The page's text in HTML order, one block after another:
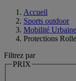
Accueil
Sports outdoor
Mobilité Urbaine
Protections
Filtrez par
PRIX